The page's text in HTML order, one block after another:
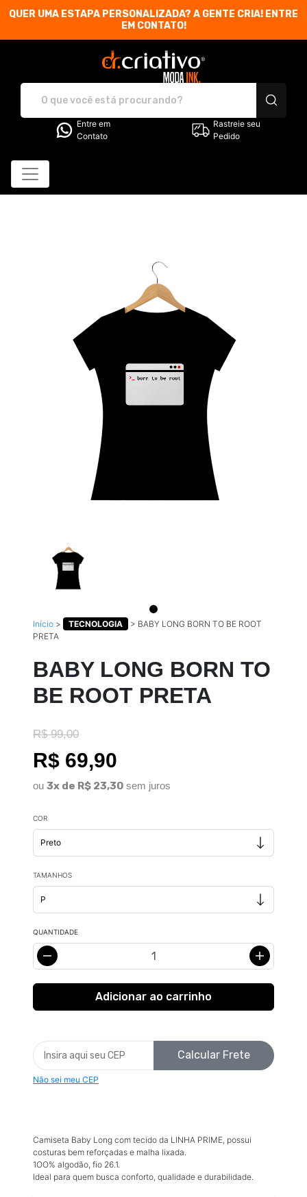
QUER UMA ESTAPA PERSONALIZADA? A GENTE CRIA! ENTRE
EM CONTATO!
Dr. Criativo Moda
Entre em
Contato
Rastreie seu
Pedido
Início > TECNOLOGIA > BABY LONG BORN TO BE ROOT
PRETA
BABY LONG BORN TO
BE ROOT PRETA
R$ 99,00
R$ 69,90
ou 3x de R$ 23,30 sem juros
COR
TAMANHOS
QUANTIDADE
Calcular Frete
Não sei meu CEP
Camiseta Baby Long com tecido da LINHA PRIME, possui
costuras bem reforçadas e malha lixada.
1OO% algodão, fio 26.1.
Ideal para quem busca conforto, qualidade e durabilidade.